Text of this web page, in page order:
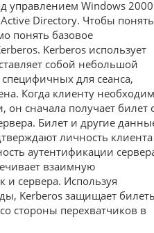
управлением Windows
Directory. Чтобы понять
понять базовое
Kerberos использует
собой небольшой
для сеанса,
Когда клиенту
он сначала получает билет
Билет и другие
личность
аутентификации
взаимную
и сервера. Используя
Kerberos защищает
стороны перехватчиков в